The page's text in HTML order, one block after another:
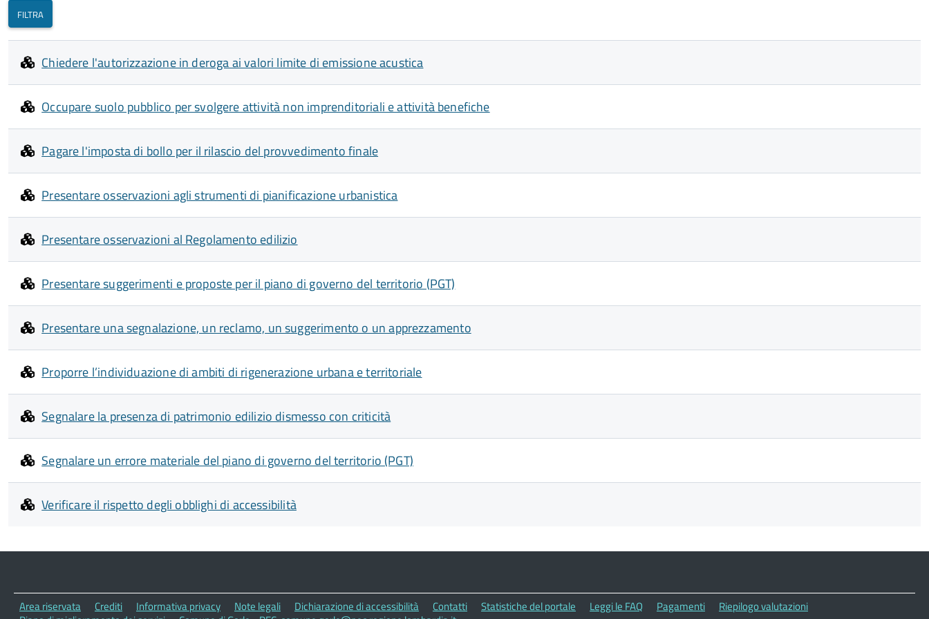
Chiedere l'autorizzazione in deroga ai valori limite di emissione acustica
Occupare suolo pubblico per svolgere attività non imprenditoriali e attività benefiche
Pagare l'imposta di bollo per il rilascio del provvedimento finale
Presentare osservazioni agli strumenti di pianificazione urbanistica
Presentare osservazioni al Regolamento edilizio
Presentare suggerimenti e proposte per il piano di governo del territorio (PGT)
Presentare una segnalazione, un reclamo, un suggerimento o un apprezzamento
Proporre l’individuazione di ambiti di rigenerazione urbana e territoriale
Segnalare la presenza di patrimonio edilizio dismesso con criticità
Segnalare un errore materiale del piano di governo del territorio (PGT)
Verificare il rispetto degli obblighi di accessibilità
Area riservata Crediti Informativa privacy Note legali Dichiarazione di accessibilità Contatti Statistiche del portale Leggi le FAQ Pagamenti
Riepilogo valutazioni